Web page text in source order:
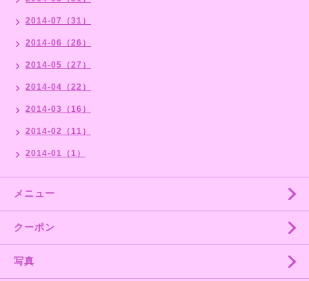
2014-07（31）
2014-06（26）
2014-05（27）
2014-04（22）
2014-03（16）
2014-02（11）
2014-01（1）
メニュー
クーポン
写真